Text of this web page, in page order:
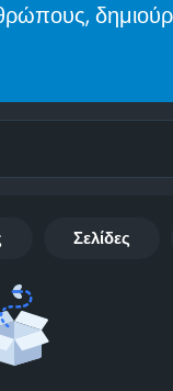
Σελίδες